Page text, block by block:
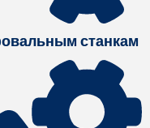
станкам